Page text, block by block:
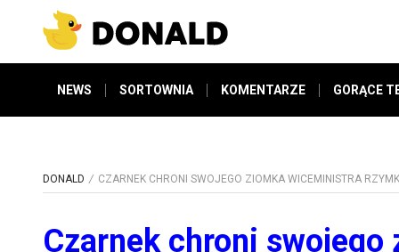
NEWS SORTOWNIA KOMENTARZE GORĄCE
DONALD CZARNEK CHRONI SWOJEGO ZIOMKA WICEMINISTRA
Czarnek chroni